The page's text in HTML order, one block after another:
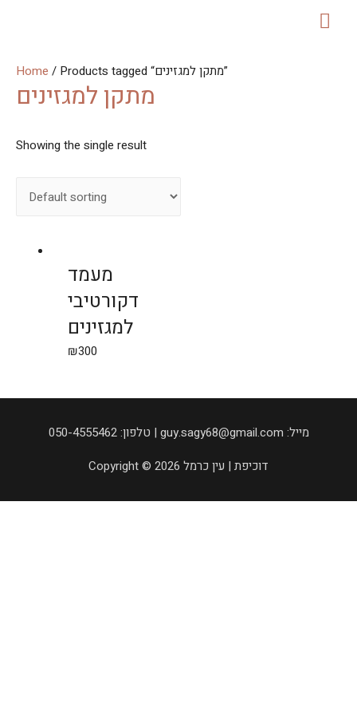
Home / Products tagged “מתקן למגזינים”
מתקן למגזינים
Showing the single result
מעמד
דקורטיבי
למגזינים
₪300
050-4555462 :טלפון | guy.sagy68@gmail.com :מייל
Copyright © 2026 דוכיפת | עין כרמל